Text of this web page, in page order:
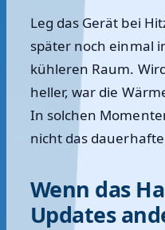
Leg das Gerät bei
später noch einmal
kühleren Raum.
heller, war die
In solchen
nicht das
Wenn das
Updates